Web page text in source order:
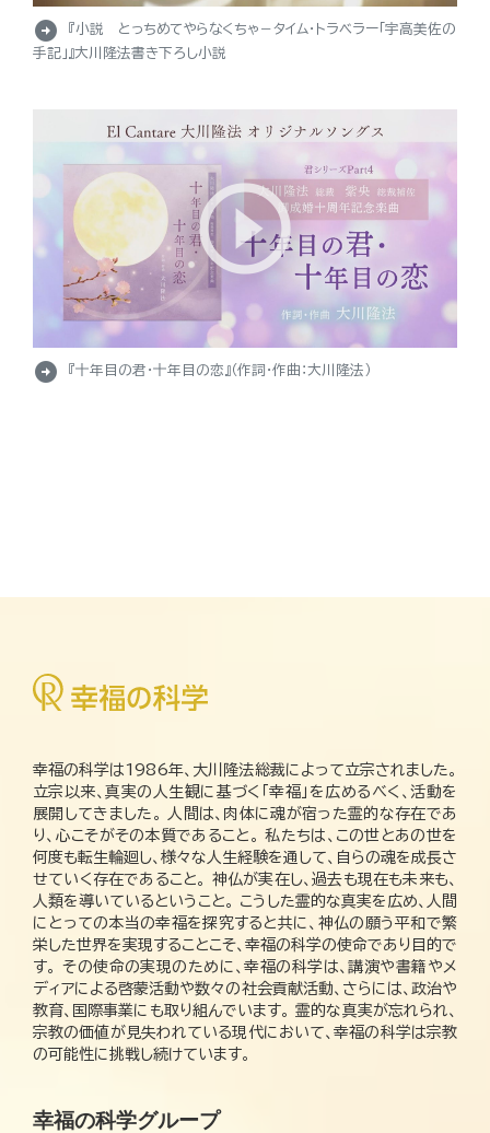
arrow_circle_right
『小説 とっちめてやらなくちゃ－タイム・トラベラー「宇高美佐の
手記」』大川隆法書き下ろし小説
arrow_circle_right 『十年目の君・十年目の恋』（作詞・作曲：大川隆法）
幸福の科学は1986年、大川隆法総裁によって立宗されました。
立宗以来、真実の人生観に基づく「幸福」を広めるべく、活動を
展開してきました。 人間は、肉体に魂が宿った霊的な存在であ
り、心こそがその本質であること。 私たちは、この世とあの世を
何度も転生輪廻し、様々な人生経験を通して、自らの魂を成長さ
せていく存在であること。 神仏が実在し、過去も現在も未来も、
人類を導いているということ。 こうした霊的な真実を広め、人間
にとっての本当の幸福を探究すると共に、神仏の願う平和で繁
栄した世界を実現することこそ、幸福の科学の使命であり目的で
す。 その使命の実現のために、幸福の科学は、講演や書籍やメ
ディアによる啓蒙活動や数々の社会貢献活動、さらには、政治や
教育、国際事業にも取り組んでいます。 霊的な真実が忘れられ、
宗教の価値が見失われている現代において、幸福の科学は宗教
の可能性に挑戦し続けています。
幸福の科学グループ